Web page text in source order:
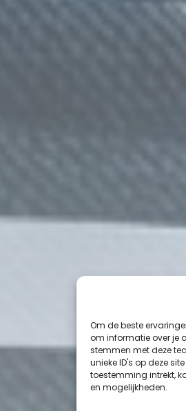
Om de beste
om informatie over je
stemmen met deze
unieke ID's op deze
toestemming intrekt,
en mogelijkheden.